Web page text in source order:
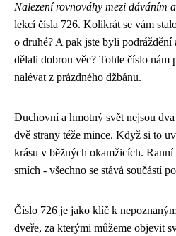
Nalezení rovnováhy mezi dáváním
lekcí čísla 726. Kolikrát se vám
o druhé? A pak jste byli podráždění
dělali dobrou věc? Tohle číslo nám
nalévat z prázdného džbánu.
Duchovní a hmotný svět nejsou
dvě strany téže mince. Když si to
krásu v běžných okamžicích.
smích - všechno se stává součástí
Číslo 726 je jako klíč k
dveře, za kterými můžeme objevit